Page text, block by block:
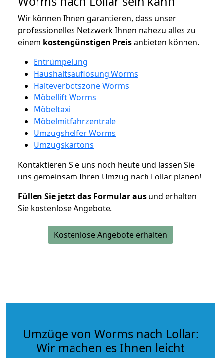
Wir können Ihnen garantieren, dass unser
professionelles Netzwerk Ihnen nahezu alles zu
einem kostengünstigen Preisanbieten können.
Entrümpelung
Haushaltsauflösung Worms
Halteverbotszone Worms
Möbellift Worms
Möbeltaxi
Möbelmitfahrzentrale
Umzugshelfer Worms
Umzugskartons
Kontaktieren Sie uns noch heute und lassen Sie
uns gemeinsam Ihren Umzug nach Lollar planen!
Füllen Sie jetzt das Formular aus und erhalten
Sie kostenlose Angebote.
Kostenlose Angebote erhalten
Umzüge von Worms nach Lollar:
Wir machen es Ihnen leicht